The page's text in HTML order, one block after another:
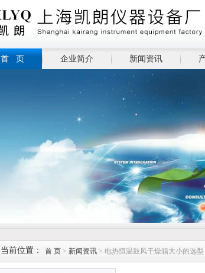
首 页 企业简介 新闻资讯
当前位置： 首 页 > 新闻资讯 > 电热恒温鼓风干燥箱大小的选型